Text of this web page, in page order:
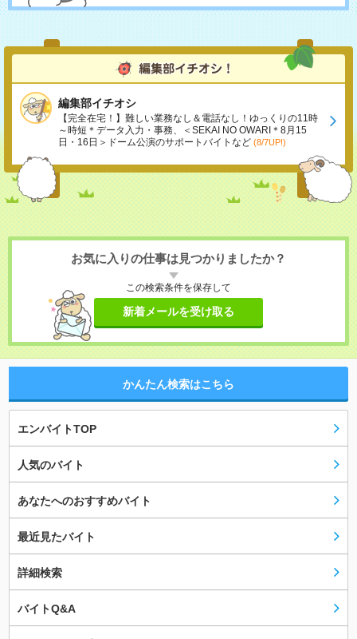
編集部イチオシ
【完全在宅！】難しい業務なし＆電話なし！ゆっくりの11時
～時短＊データ入力・事務、＜SEKAI NO OWARI＊8月15
日・16日＞ドーム公演のサポートバイトなど (8/7UP!)
お気に入りの仕事は見つかりましたか？
この検索条件を保存して
新着メールを受け取る
かんたん検索はこちら
エンバイトTOP
人気のバイト
あなたへのおすすめバイト
最近見たバイト
詳細検索
バイトQ&A